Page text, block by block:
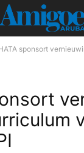
sponsort